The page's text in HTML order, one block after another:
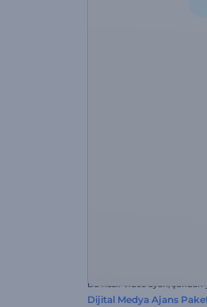
Bu hazır video ayarı,
Dijital Medya Ajans